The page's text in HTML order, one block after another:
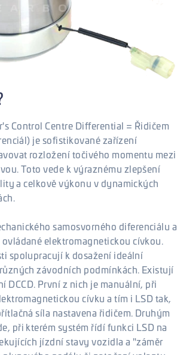
Control Centre Differential = Řidičem
je sofistikované zařízení
rozložení točivého momentu mezi
Toto vede k výraznému zlepšení
a celkově výkonu v dynamických
samosvorného diferenciálu a
elektromagnetickou cívkou.
spolupracují k dosažení ideální
závodních podmínkách. Existují
DCCD. První z nich je manuální, při
cívku a tím i LSD tak,
síla nastavena řidičem. Druhým
při kterém systém řídí funkci LSD na
jízdní stavy vozidla a "záměr